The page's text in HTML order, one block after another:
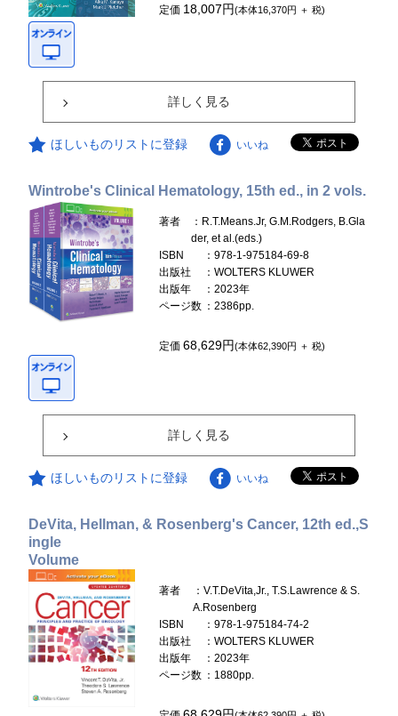
定価 18,007円(本体16,370円 ＋ 税)
詳しく見る
ほしいものリストに登録 いいね
Wintrobe's Clinical Hematology, 15th ed., in 2 vols.
著者
：R.T.Means.Jr, G.M.Rodgers, B.Gla
der, et al.(eds.)
ISBN
：978-1-975184-69-8
出版社
：WOLTERS KLUWER
出版年
：2023年
ページ数 ：2386pp.
定価68,629円(本体62,390円 ＋ 税)
詳しく見る
ほしいものリストに登録 いいね
DeVita, Hellman, & Rosenberg's Cancer, 12th ed.,S
ingle
Volume
著者
：V.T.DeVita,Jr., T.S.Lawrence & S.
A.Rosenberg
ISBN
：978-1-975184-74-2
出版社
：WOLTERS KLUWER
出版年
：2023年
ページ数 ：1880pp.